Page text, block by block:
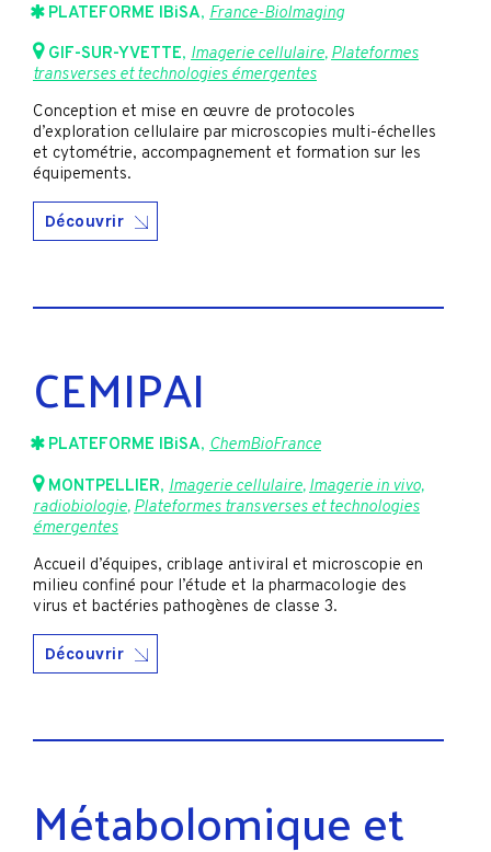
PLATEFORME IBiSA, France-BioImaging
GIF-SUR-YVETTE, Imagerie cellulaire, Plateformes
transverses et technologies émergentes
Conception et mise en œuvre de protocoles
d’exploration cellulaire par microscopies multi-échelles
et cytométrie, accompagnement et formation sur les
équipements.
Découvrir
CEMIPAI
PLATEFORME IBiSA, ChemBioFrance
MONTPELLIER, Imagerie cellulaire, Imagerie in vivo,
radiobiologie, Plateformes transverses et technologies
émergentes
Accueil d’équipes, criblage antiviral et microscopie en
milieu confiné pour l’étude et la pharmacologie des
virus et bactéries pathogènes de classe 3.
Découvrir
Métabolomique et